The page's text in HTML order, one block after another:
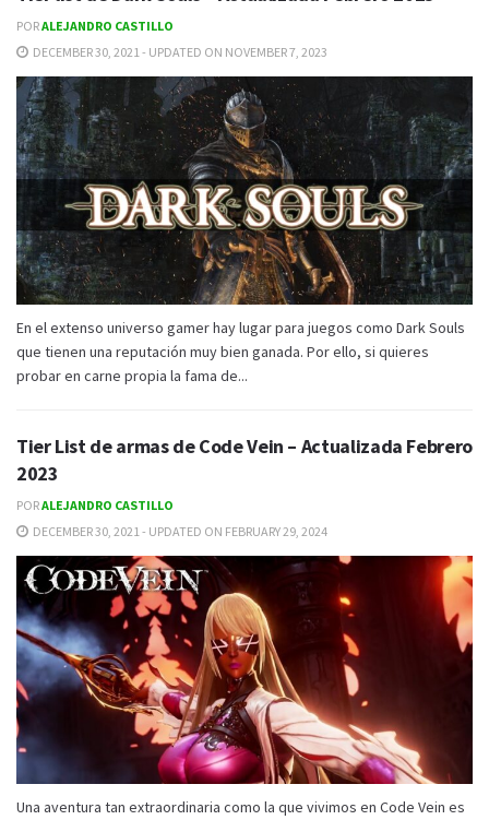
PORALEJANDRO CASTILLO
DECEMBER 30, 2021 - UPDATED ON NOVEMBER 7, 2023
En el extenso universo gamer hay lugar para juegos como Dark Souls
que tienen una reputación muy bien ganada. Por ello, si quieres
probar en carne propia la fama de...
Tier List de armas de Code Vein – Actualizada Febrero
2023
PORALEJANDRO CASTILLO
DECEMBER 30, 2021 - UPDATED ON FEBRUARY 29, 2024
Una aventura tan extraordinaria como la que vivimos en Code Vein es